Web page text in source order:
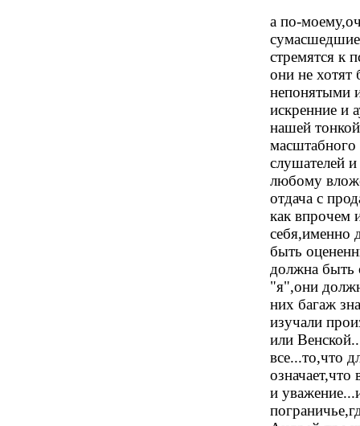
а по-
стремятся к
они не хотят
непонятыми
искренние и
нашей
масштабного
слушателей
любому
отдача с
как впрочем
себя,именно
быть
должна быть
"я",они
них багаж
изучали
или
все...то,что
и